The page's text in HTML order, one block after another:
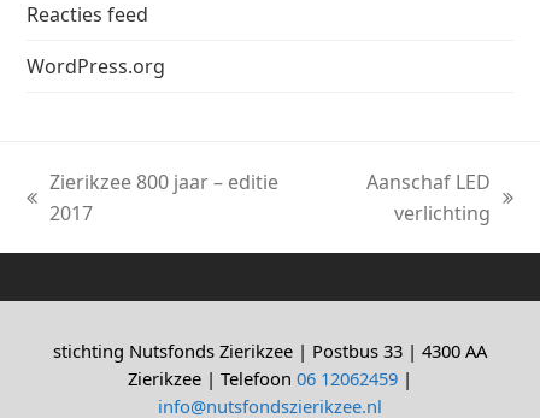
Reacties feed
WordPress.org
previous
Zierikzee 800 jaar – editie
2017
Aanschaf LED
verlichting
stichting Nutsfonds Zierikzee | Postbus 33 | 4300 AA
Zierikzee | Telefoon 06 12062459 |
info@nutsfondszierikzee.nl